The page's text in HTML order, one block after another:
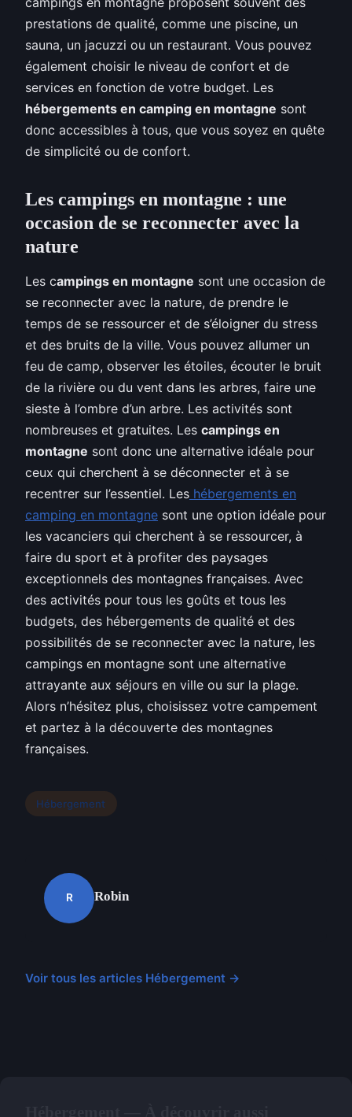
prestations de qualité, comme une piscine, un
sauna, un jacuzzi ou un restaurant. Vous pouvez
également choisir le niveau de confort et de
services en fonction de votre budget. Les
hébergements en camping en montagne sont
donc accessibles à tous, que vous soyez en quête
de simplicité ou de confort.
Les campings en montagne : une
occasion de se reconnecter avec la
nature
Les campings en montagne sont une occasion de
se reconnecter avec la nature, de prendre le
temps de se ressourcer et de s’éloigner du stress
et des bruits de la ville. Vous pouvez allumer un
feu de camp, observer les étoiles, écouter le bruit
de la rivière ou du vent dans les arbres, faire une
sieste à l’ombre d’un arbre. Les activités sont
nombreuses et gratuites. Les campings en
montagne sont donc une alternative idéale pour
ceux qui cherchent à se déconnecter et à se
recentrer sur l’essentiel. Les hébergements en
camping en montagne sont une option idéale pour
les vacanciers qui cherchent à se ressourcer, à
faire du sport et à profiter des paysages
exceptionnels des montagnes françaises. Avec
des activités pour tous les goûts et tous les
budgets, des hébergements de qualité et des
possibilités de se reconnecter avec la nature, les
campings en montagne sont une alternative
attrayante aux séjours en ville ou sur la plage.
Alors n’hésitez plus, choisissez votre campement
et partez à la découverte des montagnes
françaises.
Hébergement
R Robin
Voir tous les articles Hébergement →